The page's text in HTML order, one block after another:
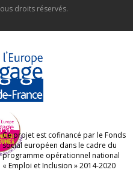
droits réservés.
Ce projet est cofinancé par le Fonds
social européen dans le cadre du
programme opérationnel national
« Emploi et Inclusion » 2014-2020